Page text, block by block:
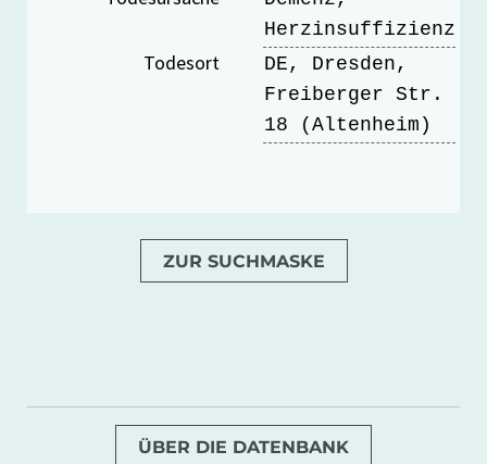
Herzinsuffizienz
Todesort
DE, Dresden,
Freiberger Str.
18 (Altenheim)
ZUR SUCHMASKE
ÜBER DIE DATENBANK